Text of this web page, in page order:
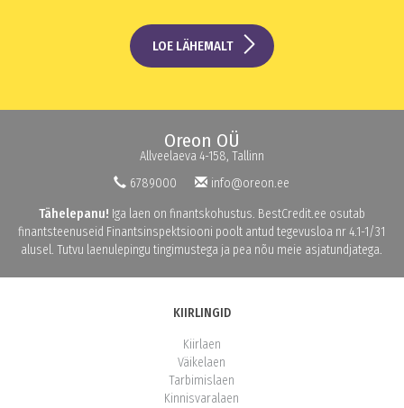
LOE LÄHEMALT
Oreon OÜ
Allveelaeva 4-158, Tallinn
6789000
info@oreon.ee
Tähelepanu! Iga laen on finantskohustus. BestCredit.ee osutab
finantsteenuseid Finantsinspektsiooni poolt antud tegevusloa nr 4.1-1/31
alusel. Tutvu laenulepingu tingimustega ja pea nõu meie asjatundjatega.
KIIRLINGID
Kiirlaen
Väikelaen
Tarbimislaen
Kinnisvaralaen